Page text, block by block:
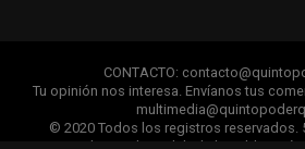
CONTACTO:
Tu opinión nos interesa. Envíanos tus
© 2020 Todos los registros reservados.